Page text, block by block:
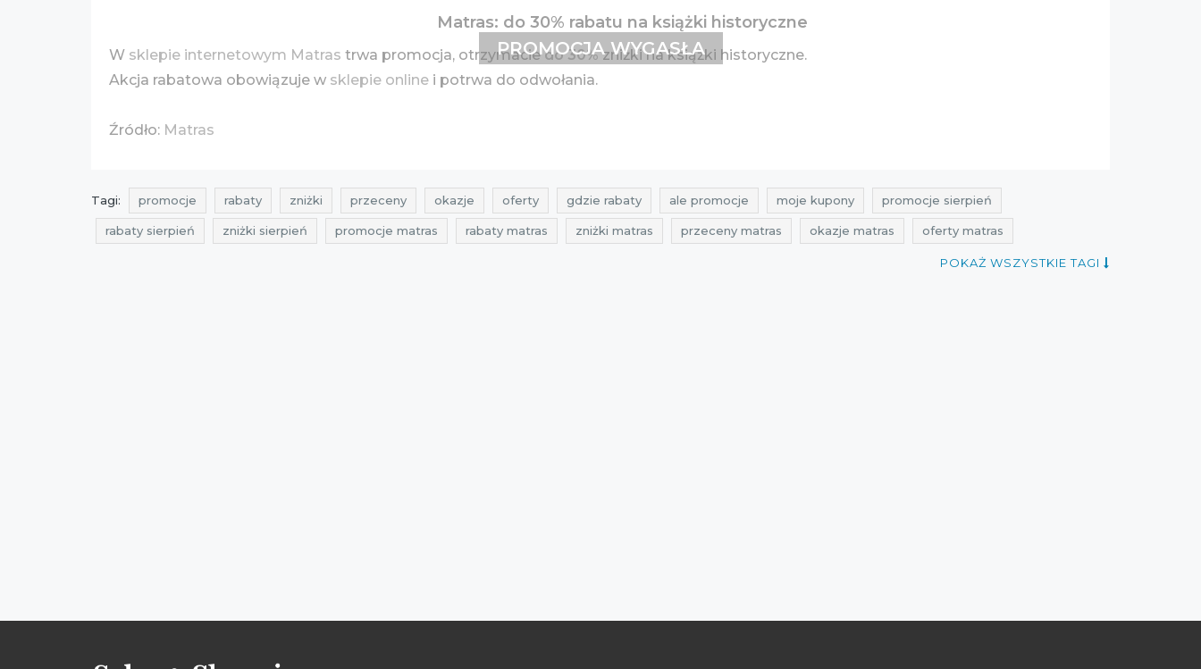
Matras: do 30% rabatu na książki historyczne
W sklepie internetowym Matras trwa promocja, otrzymaciedo 30%zniżki na książki historyczne.
Akcja rabatowa obowiązuje w sklepie online i potrwa do odwołania.
Źródło: Matras
PROMOCJA WYGASŁA
Tagi: promocje rabaty zniżki przeceny okazje oferty gdzie rabaty ale promocje moje kupony promocje sierpień
rabaty sierpień zniżki sierpień promocje matras rabaty matras zniżki matras przeceny matras okazje matras oferty matras
POKAŻ WSZYSTKIE TAGI